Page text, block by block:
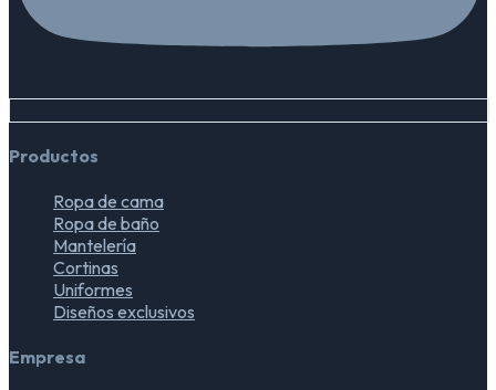
Productos
Ropa de cama
Ropa de baño
Mantelería
Cortinas
Uniformes
Diseños exclusivos
Empresa